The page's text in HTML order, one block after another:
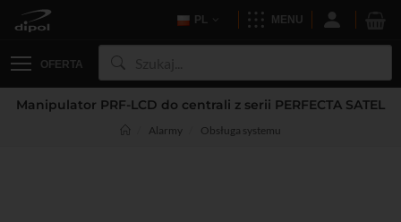
PL MENU
OFERTA
Manipulator PRF-LCD do centrali z serii PERFECTA SATEL
Alarmy Obsługa systemu